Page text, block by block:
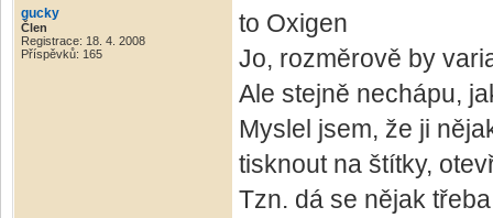
gucky
Člen
Registrace: 18. 4. 2008
Příspěvků: 165
to Oxigen
Jo, rozměrově by
Ale stejně nechápu,
Myslel jsem, že ji
tisknout na štítky,
Tzn. dá se nějak